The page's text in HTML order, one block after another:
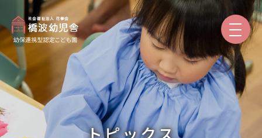
園のご紹介
保育と教育